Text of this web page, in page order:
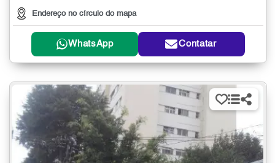
Endereço no círculo do mapa
WhatsApp Contatar